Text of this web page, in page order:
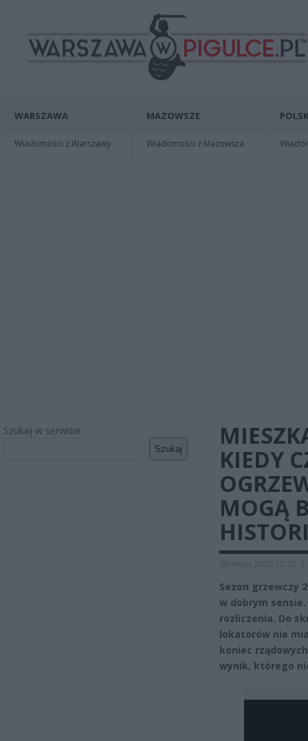
WARSZAWA
Wiadomości z Warszawy
MAZOWSZE
Wiadomości z Mazowsza
Szukaj w serwisie
Szukaj
KIEDY
MOGĄ
20 maja 2026 12:15 |
Sezon grzewczy
w dobrym
rozliczenia. Do
lokatorów nie
koniec
wynik, którego